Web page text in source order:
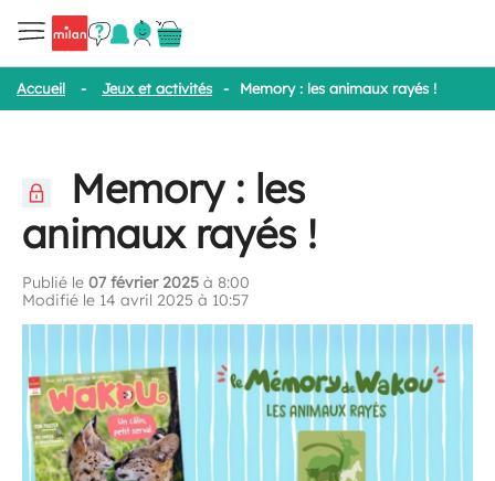
Accueil - Jeux et activités - Memory : les animaux rayés !
Memory : les
animaux rayés !
Publié le 07 février 2025 à 8:00
Modifié le 14 avril 2025 à 10:57